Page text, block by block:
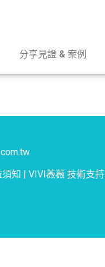
分享見證 & 案例
知 VIVI薇薇 技術支持